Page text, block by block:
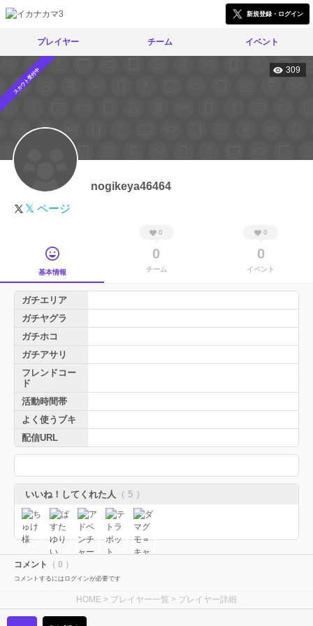
新規登録・ログイン
プレイヤー チーム イベント
スカウト受付中 309
nogikeya46464
𝕏 ページ
基本情報
0
0
チーム
0
0
イベント
ガチエリア
ガチヤグラ
ガチホコ
ガチアサリ
フレンドコー
ド
活動時間帯
よく使うブキ
配信URL
いいね！してくれた人 （ 5 ）
コメント （ 0 ）
コメントするにはログインが必要です
HOME > プレイヤー一覧 > プレイヤー詳細